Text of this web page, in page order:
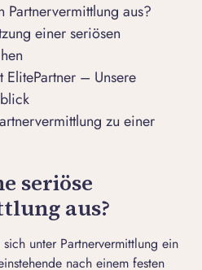
Partnervermittlung aus?
einer seriösen
ElitePartner – Unsere
zu einer
seriöse
aus?
unter Partnervermittlung ein
nach einem festen